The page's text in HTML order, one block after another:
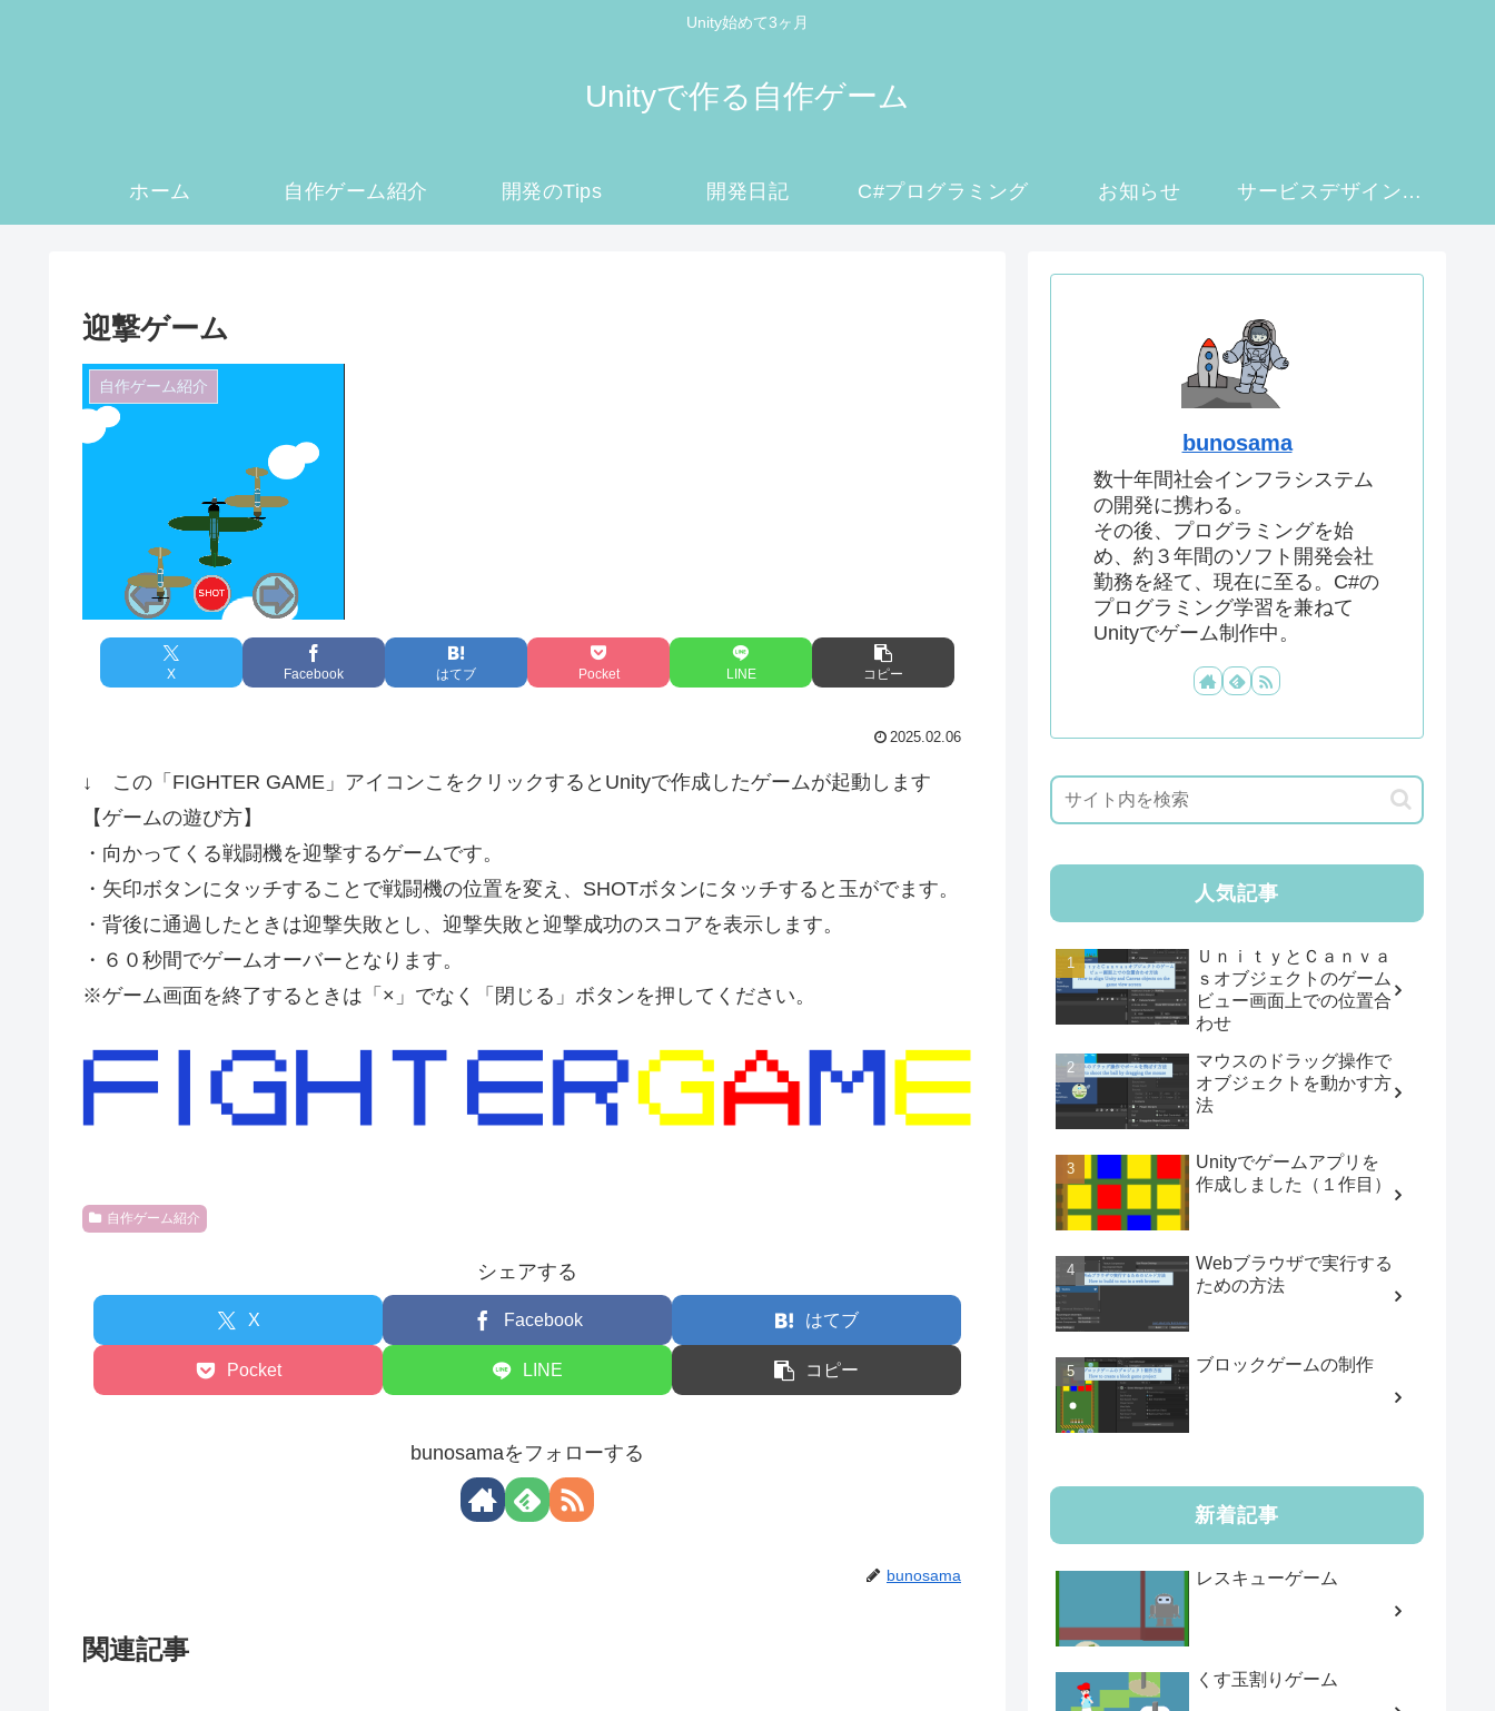
Unity始めて3ヶ月
Unityで作る自作ゲーム
ホーム 自作ゲーム紹介 開発のTips 開発日記 C#プログラミング お知らせ サービスデザイン実験室
迎撃ゲーム
自作ゲーム紹介
X Facebook はてブ Pocket LINE コピー
2025.02.06
↓ この「FIGHTER GAME」アイコンこをクリックするとUnityで作成したゲームが起動します
【ゲームの遊び方】
・向かってくる戦闘機を迎撃するゲームです。
・矢印ボタンにタッチすることで戦闘機の位置を変え、SHOTボタンにタッチすると玉がでます。
・背後に通過したときは迎撃失敗とし、迎撃失敗と迎撃成功のスコアを表示します。
・６０秒間でゲームオーバーとなります。
※ゲーム画面を終了するときは「×」でなく「閉じる」ボタンを押してください。
自作ゲーム紹介
シェアする
X Facebook はてブ
Pocket LINE コピー
bunosamaをフォローする
bunosama
関連記事
bunosama
数十年間社会インフラシステム
の開発に携わる。
その後、プログラミングを始
め、約３年間のソフト開発会社
勤務を経て、現在に至る。C#の
プログラミング学習を兼ねて
Unityでゲーム制作中。
人気記事
ＵｎｉｔｙとＣａｎｖａ
ｓオブジェクトのゲーム
ビュー画面上での位置合
わせ
マウスのドラッグ操作で
オブジェクトを動かす方
法
Unityでゲームアプリを
作成しました（１作目）
Webブラウザで実行する
ための方法
ブロックゲームの制作
新着記事
レスキューゲーム
くす玉割りゲーム